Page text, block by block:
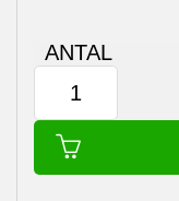
ANTAL